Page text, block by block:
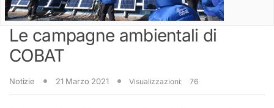
Le campagne ambientali di
COBAT
Notizie 21 Marzo 2021 Visualizzazioni: 76